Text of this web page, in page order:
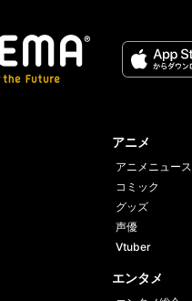
アニメ
アニメニュース
コミック
グッズ
声優
Vtuber
エンタメ